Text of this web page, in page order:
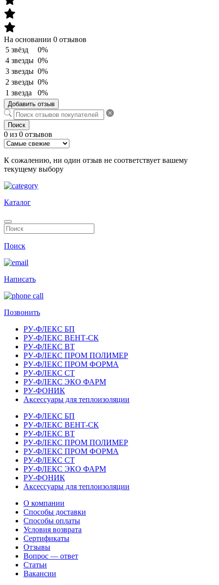
На основании 0 отзывов
5 звёзд
0%
4 звезды 0%
3 звезды 0%
2 звезды 0%
1 звезда
0%
Добавить отзыв
Поиск
0 из 0 отзывов
К сожалению, ни один отзыв не соответствует вашему
текущему выбору
Каталог
Поиск
Написать
Позвонить
РУ-ФЛЕКС БП
РУ-ФЛЕКС ВЕНТ-СК
РУ-ФЛЕКС ВТ
РУ-ФЛЕКС ПРОМ ПОЛИМЕР
РУ-ФЛЕКС ПРОМ ФОРМА
РУ-ФЛЕКС СТ
РУ-ФЛЕКС ЭКО ФАРМ
РУ-ФОНИК
Аксессуары для теплоизоляции
РУ-ФЛЕКС БП
РУ-ФЛЕКС ВЕНТ-СК
РУ-ФЛЕКС ВТ
РУ-ФЛЕКС ПРОМ ПОЛИМЕР
РУ-ФЛЕКС ПРОМ ФОРМА
РУ-ФЛЕКС СТ
РУ-ФЛЕКС ЭКО ФАРМ
РУ-ФОНИК
Аксессуары для теплоизоляции
О компании
Способы доставки
Способы оплаты
Условия возврата
Сертификаты
Отзывы
Вопрос — ответ
Статьи
Вакансии